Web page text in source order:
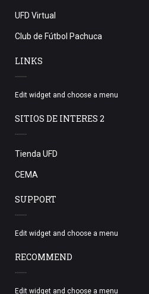
UFD Virtual
Club de Fútbol Pachuca
LINKS
Edit widget and choose a menu
SITIOS DE INTERES 2
Tienda UFD
CEMA
SUPPORT
Edit widget and choose a menu
RECOMMEND
Edit widget and choose a menu